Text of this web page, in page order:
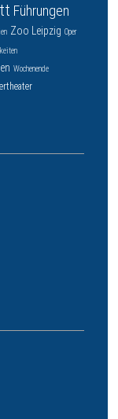
Führungen
Zoo Leipzig Oper
Wochenende